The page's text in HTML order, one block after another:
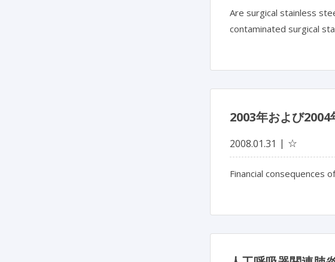
Are surgical stainless
contaminated surgical
2003年および
2008.01.31 ☆
Financial consequences